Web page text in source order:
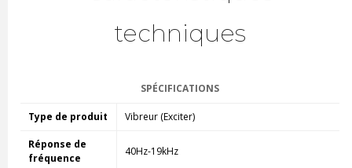
techniques
SPÉCIFICATIONS
Type de produit Vibreur (Exciter)
Réponse de
fréquence
40Hz-19kHz